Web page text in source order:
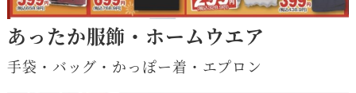
あったか服飾・ホームウエア
手袋・バッグ・かっぽー着・エプロン